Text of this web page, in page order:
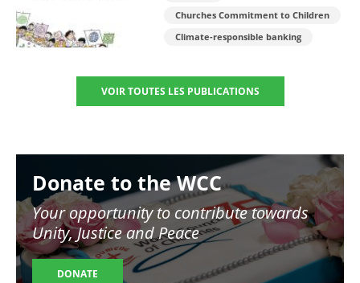
Churches Commitment to Children
Climate-responsible banking
VOIR TOUTES LES PUBLICATIONS
Donate to the WCC
Your opportunity to contribute towards
Unity, Justice and Peace
DONATE